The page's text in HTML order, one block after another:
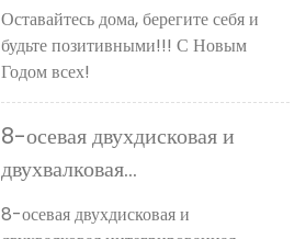
Оставайтесь дома, берегите себя и
будьте позитивными!!! С Новым
Годом всех!
8-осевая двухдисковая и
двухвалковая
интегрированная щеточная
8-осевая двухдисковая и